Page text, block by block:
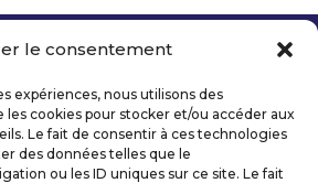
le consentement
expériences, nous utilisons des
cookies pour stocker et/ou accéder aux
Le fait de consentir à ces technologies
des données telles que le
ou les ID uniques sur ce site. Le fait
numérique